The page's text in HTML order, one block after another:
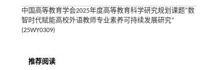
中国高等教育学会2025年度高等教育科学研究规划课题“数
智时代赋能高校外语教师专业素养可持续发展研究”
(25WY0309)